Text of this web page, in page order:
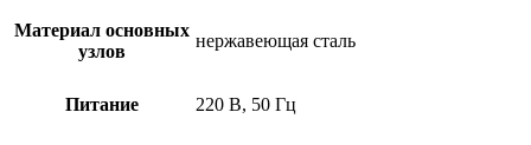
Материал основных
узлов
нержавеющая сталь
Питание 220 В, 50 Гц